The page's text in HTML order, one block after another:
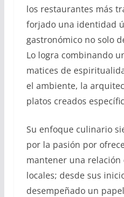
los restaurantes más
forjado una identidad
gastronómico no solo
Lo logra combinando
matices de
el ambiente, la
platos creados
Su enfoque culinario
por la pasión por
mantener una
locales; desde sus
desempeñado un